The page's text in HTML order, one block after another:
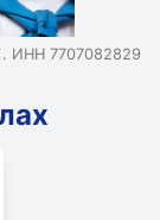
ИНН 7707082829